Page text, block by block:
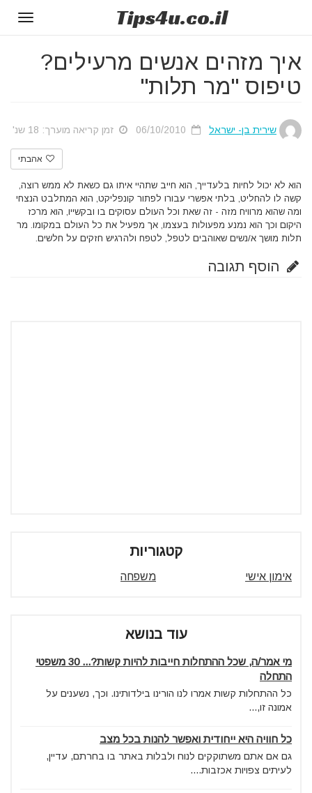
Tips4u.co.il
איך מזהים אנשים מרעילים?
טיפוס "מר תלות"
שירית בן- ישראל זמן קריאה מוערך: 18 שנ'
אהבתי
הוא לא יכול לחיות בלעדייך, הוא חייב שתהיי איתו גם כשאת לא ממש רוצה,
קשה לו להחליט, בלתי אפשרי עבורו לפתור קונפליקט, הוא המתלבט הנצחי
ומה שהוא מרוויח מזה - זה שאת וכל העולם עסוקים בו ובקשייו, הוא מרכז
היקום וכך הוא נמנע מפעולות בעצמו, אך מפעיל את כל העולם במקומו. מר
תלות מושך א/נשים שאוהבים לטפל, לטפח ולהרגיש חזקים על חלשים.
הוסף תגובה
קטגוריות
אימון אישי משפחה
עוד בנושא
מי אמר/ה, שכל ההתחלות חייבות להיות קשות?... 30 משפטי
התחלה
כל ההתחלות קשות אמרו לנו הורינו בילדותינו. וכך, נשענים על
אמונה זו,...
כל חוויה היא ייחודית ואפשר להנות בכל מצב
גם אם אתם משתוקקים לנוח ולבלות באתר בו בחרתם, עדיין,
לעיתים צפויות אכזבות....